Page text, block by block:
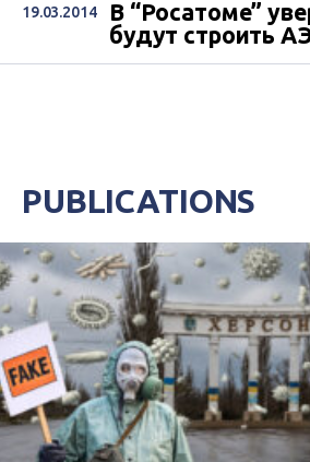
19.03.2014
В “Росатоме”
будут строить
PUBLICATIONS